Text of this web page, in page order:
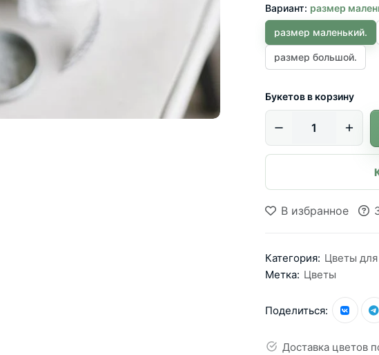
Вариант: размер
размер маленький.
размер большой.
Букетов в корзину
В избранное
Категория: Цветы
Метка: Цветы
Поделиться:
Доставка цветов